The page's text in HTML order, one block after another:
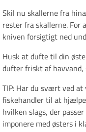
Skil nu skallerne fra
rester fra skallerne. For
kniven forsigtigt ned
Husk at dufte til din
dufter friskt af havvand,
TIP: Har du svært ved
fiskehandler til at
hvilken slags, der
imponere med østers i